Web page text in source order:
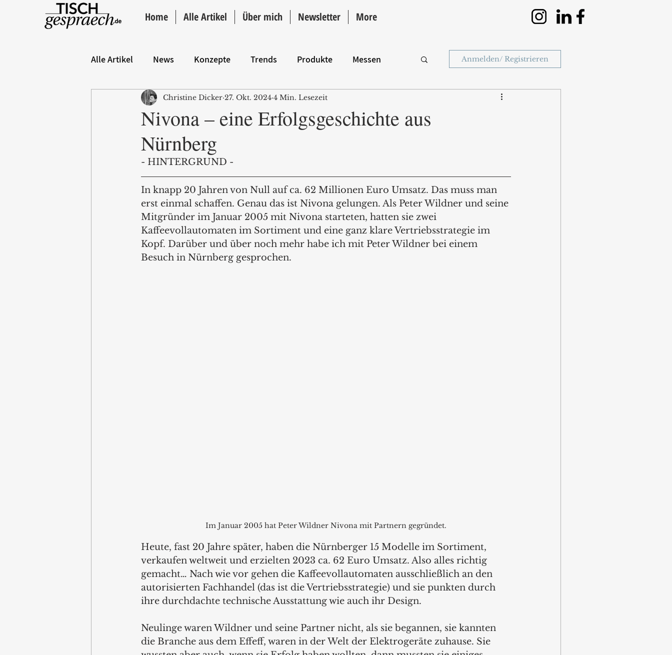
Home Alle Artikel Über mich Newsletter More
Alle Artikel News Konzepte Trends Produkte Messen
Hintergrund ANZEIGE Intro
Anmelden/ Registrieren
Nivona – eine Erfolgsgeschichte aus
Nürnberg
Christine Dicker 27. Okt. 2024 4 Min. Lesezeit
- HINTERGRUND -
In knapp 20 Jahren von Null auf ca. 62 Millionen Euro Umsatz. Das muss man
erst einmal schaffen. Genau das ist Nivona gelungen. Als Peter Wildner und seine
Mitgründer im Januar 2005 mit Nivona starteten, hatten sie zwei
Kaffeevollautomaten im Sortiment und eine ganz klare Vertriebsstrategie im
Kopf. Darüber und über noch mehr habe ich mit Peter Wildner bei einem
Besuch in Nürnberg gesprochen.
Im Januar 2005 hat Peter Wildner Nivona mit Partnern gegründet.
Heute, fast 20 Jahre später, haben die Nürnberger 15 Modelle im Sortiment,
verkaufen weltweit und erzielten 2023 ca. 62 Euro Umsatz. Also alles richtig
gemacht… Nach wie vor gehen die Kaffeevollautomaten ausschließlich an den
autorisierten Fachhandel (das ist die Vertriebsstrategie) und sie punkten durch
ihre durchdachte technische Ausstattung wie auch ihr Design.
Neulinge waren Wildner und seine Partner nicht, als sie begannen, sie kannten
die Branche aus dem Effeff, waren in der Welt der Elektrogeräte zuhause. Sie